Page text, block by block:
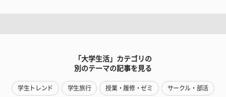
「大学生活」カテゴリの
別のテーマの記事を見る
学生トレンド 学生旅行 授業・履修・ゼミ サークル・部活